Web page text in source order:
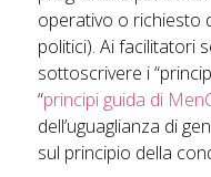
operativo o richiesto
politici). Ai facilitatori
sottoscrivere i
“principi guida di
dell’uguaglianza di
sul principio della